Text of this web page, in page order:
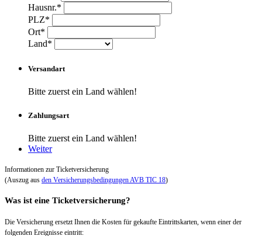
Hausnr.*
PLZ*
Ort*
Land*
Versandart
Bitte zuerst ein Land wählen!
Zahlungsart
Bitte zuerst ein Land wählen!
Weiter
Informationen zur Ticketversicherung
(Auszug aus den Versicherungsbedingungen AVB TIC 18)
Was ist eine Ticketversicherung?
Die Versicherung ersetzt Ihnen die Kosten für gekaufte Eintrittskarten, wenn einer der
folgenden Ereignisse eintritt: